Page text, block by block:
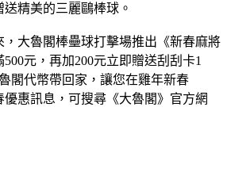
精美的三麗鷗棒球。
，大魯閣棒壘球打擊場推出《新春麻將
元，再加200元立即贈送刮刮卡1
閣代幣帶回家，讓您在雞年新春
優惠訊息，可搜尋《大魯閣》官方網